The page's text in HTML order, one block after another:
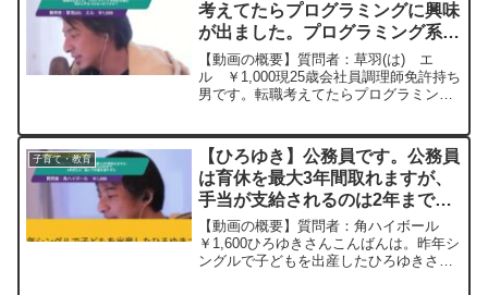
考えてたらプログラミングに興味
が出ました。プログラミング系始
める場合何から手をつけるべきで
すか？ー ひろゆき切り抜き
20240326
【動画の概要】質問者：草羽(は) エ
ル ￥1,000現25歳会社員調理師免許持ち
男です。転職考えてたらプログラミング
Lenovo(作動しない)しかないです。 プロ
グラ...
子育て・教育
【ひろゆき】公務員です。公務員
は育休を最大3年間取れますが、
手当が支給されるのは2年まで。
3年休むか、働いて貯蓄を増やす
かー ひろゆき切り抜き
20250109
【動画の概要】質問者：角ハイボール
￥1,600ひろゆきさんこんばんは。昨年シ
ングルで子どもを出産したひろゆきさん